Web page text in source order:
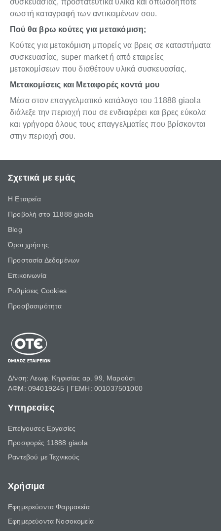
συσκευασίας, προστατευτικά υλικά και οπωσδήποτε
σωστή καταγραφή των αντικειμένων σου.
Πού θα βρω κούτες για μετακόμιση;
Κούτες για μετακόμιση μπορείς να βρεις σε καταστήματα
συσκευασίας, super market ή από εταιρείες
μετακομίσεων που διαθέτουν υλικά συσκευασίας.
Μετακομίσεις και Μεταφορές κοντά μου
Μέσα στον επαγγελματικό κατάλογο του 11888 giaola
διάλεξε την περιοχή που σε ενδιαφέρει και βρες εύκολα
και γρήγορα όλους τους επαγγελματίες που βρίσκονται
στην περιοχή σου.
Σχετικά με εμάς
Η Εταιρεία
Προβολή στο 11888 giaola
Blog
Όροι χρήσης
Προστασία Δεδομένων
Επικοινωνία
Ρυθμίσεις Cookies
Προσβασιμότητα
Δ/νση: Λεωφ. Κηφισίας αρ. 99, Μαρούσι
ΑΦΜ: 094019245 | ΓΕΜΗ: 001037501000
Υπηρεσίες
Επείγουσες Εργασίες
Προσφορές 11888 giaola
Ραντεβού με Τεχνικούς
Χρήσιμα
Εφημερεύοντα Φαρμακεία
Εφημερεύοντα Νοσοκομεία